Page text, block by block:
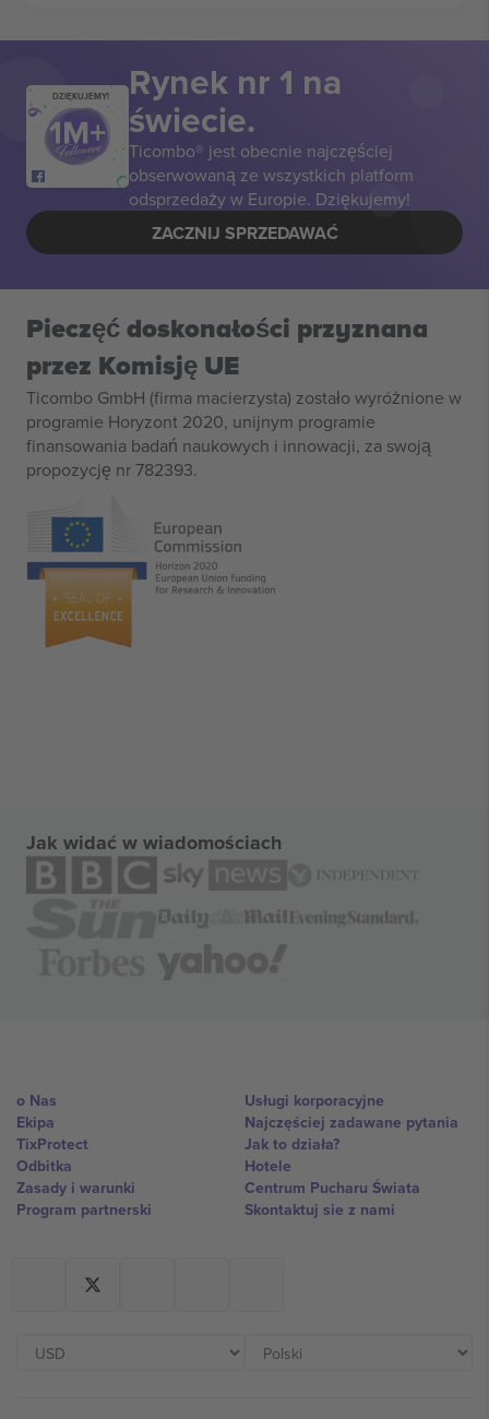
DZIĘKUJEMY! Rynek nr 1 na
świecie.
Ticombo® jest obecnie najczęściej
obserwowaną ze wszystkich platform
odsprzedaży w Europie. Dziękujemy!
ZACZNIJ SPRZEDAWAĆ
Pieczęć doskonałości przyznana
przez Komisję UE
Ticombo GmbH (firma macierzysta) zostało wyróżnione w
programie Horyzont 2020, unijnym programie
finansowania badań naukowych i innowacji, za swoją
propozycję nr 782393.
Jak widać w wiadomościach
o Nas
Ekipa
TixProtect
Odbitka
Zasady i warunki
Program partnerski
Usługi korporacyjne
Najczęściej zadawane pytania
Jak to działa?
Hotele
Centrum Pucharu Świata
Skontaktuj sie z nami